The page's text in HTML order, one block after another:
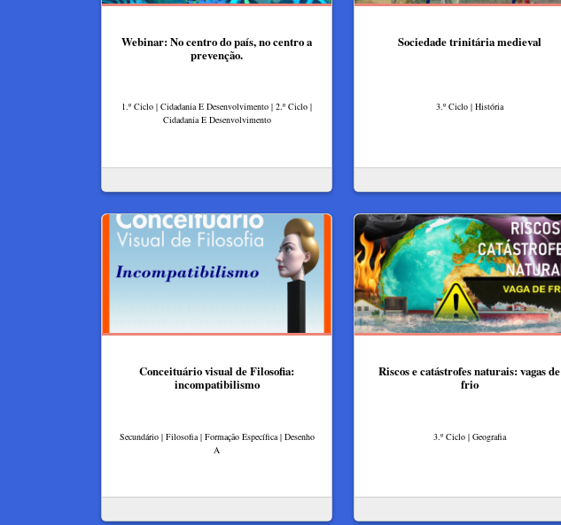
Webinar: No centro do país, no centro a
prevenção.
1.º Ciclo | Cidadania E Desenvolvimento | 2.º Ciclo |
Cidadania E Desenvolvimento
Sociedade trinitária medieval
3.º Ciclo | História
Conceituário visual de Filosofia:
incompatibilismo
Secundário | Filosofia | Formação Específica | Desenho
A
Riscos e catástrofes naturais: vagas de
frio
3.º Ciclo | Geografia